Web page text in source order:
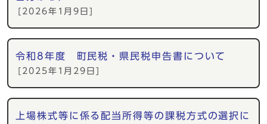
[2026年1月9日]
令和8年度 町民税・県民税申告書について
[2025年1月29日]
上場株式等に係る配当所得等の課税方式の選択に